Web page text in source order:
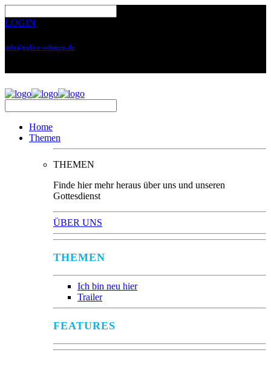
LOGIN
info@golive-solingen.de
Home
Themen
THEMEN
Finde hier mehr heraus über uns und unseren
Gottesdienst
ÜBER UNS
THEMEN
Ich bin neu hier
Trailer
FEATURES